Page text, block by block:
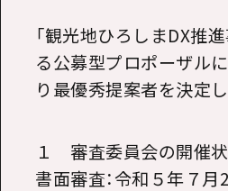
「観光地ひろしまDX推
る公募型プロポーザル
り最優秀提案者を決定し
１ 審査委員会の開催
書面審査：令和５年７月